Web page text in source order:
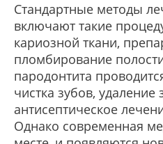
Стандартные методы
включают такие
кариозной ткани,
пломбирование
пародонтита
чистка зубов, удаление
антисептическое
Однако современная